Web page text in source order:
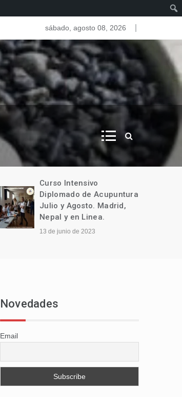
sábado, agosto 08, 2026
Curso Intensivo
Diplomado de Acupuntura
Julio y Agosto. Madrid,
Nepal y en Linea.
13 de junio de 2023
Novedades
Email